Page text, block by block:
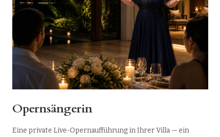
Opernsängerin
Eine private Live-Opernaufführung in Ihrer Villa — ein